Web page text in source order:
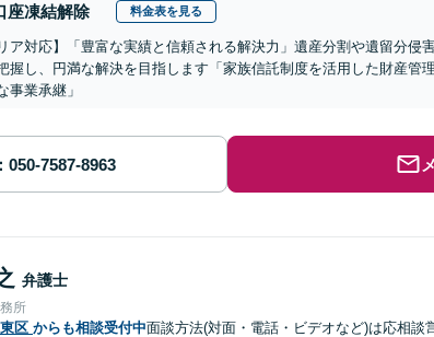
座凍結解除 料金表を見る
ア対応】「豊富な実績と信頼される解決力」遺産分割や遺留分侵
握し、円満な解決を目指します「家族信託制度を活用した財産管
事業承継」
弁護士
所
区 からも相談受付中面談方法(対面・電話・ビデオなど)は応相談